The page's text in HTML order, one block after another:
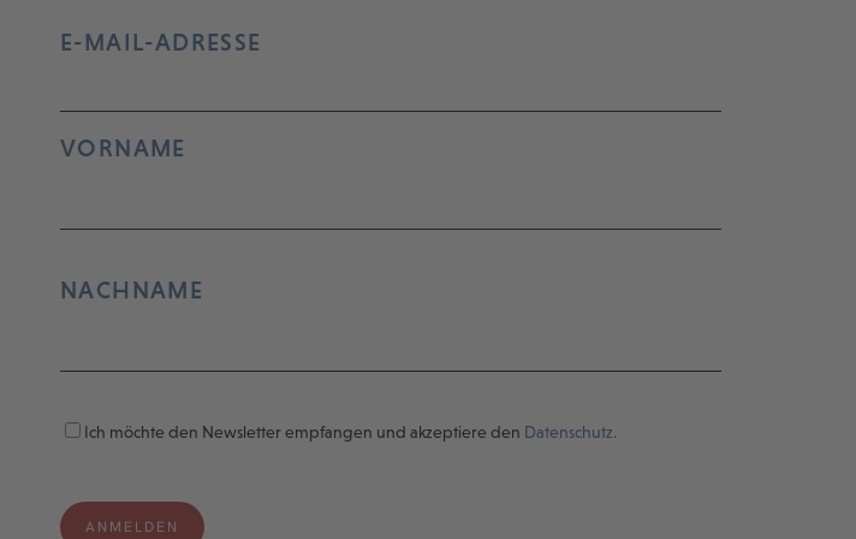
E-MAIL-ADRESSE
VORNAME
NACHNAME
Ich möchte den Newsletter empfangen und akzeptiere den Datenschutz.